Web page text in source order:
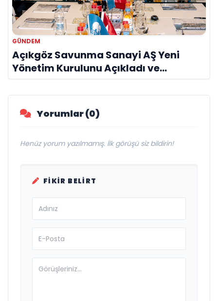
GÜNDEM
Açıkgöz Savunma Sanayi AŞ Yeni
Yönetim Kurulunu Açıkladı ve
Savunma Sanayinde Küresel Vizyon
Vurgusu
Yorumlar (0)
Henüz yorum yazılmamış. İlk görüşü siz bildirin!
FIKIR BELIRT